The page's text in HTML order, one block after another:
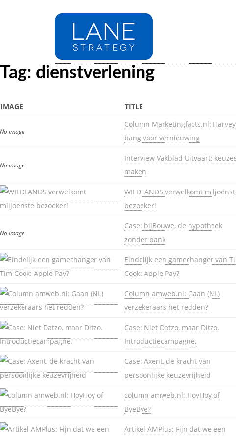
Tag: dienstverlening
IMAGE TITLE
No image
Column Marketingfacts.nl: Harvey
bang voor vernieuwing
No image
Interview Vakblad Uitvaart: keuzes
maken
WILDLANDS verwelkomt
bezoeker!
No image
Case: bijBouwe, de hypotheek
zonder bank
Eindelijk een gamechanger van
Cook: Apple Pay?
Column amweb.nl: Gaan (NL)
verzekeraars het redden?
Case: Niet Datzo, maar Ditzo.
Introductiecampagne.
Case: Axent, de kracht van
persoonlijke keuzevrijheid
column amweb.nl: HoyHoy of
ByeBye?
Artikel AMPlus: Fijn dat we een